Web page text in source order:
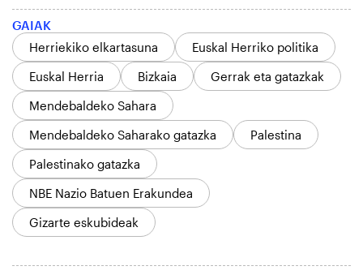
GAIAK
Herriekiko elkartasuna
Euskal Herriko politika
Euskal Herria
Bizkaia
Gerrak eta gatazkak
Mendebaldeko Sahara
Mendebaldeko Saharako gatazka
Palestina
Palestinako gatazka
NBE Nazio Batuen Erakundea
Gizarte eskubideak